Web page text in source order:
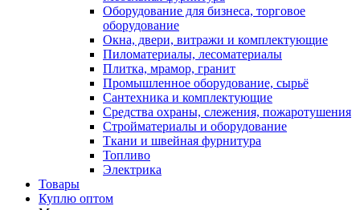
Оборудование для бизнеса, торговое
оборудование
Окна, двери, витражи и комплектующие
Пиломатериалы, лесоматериалы
Плитка, мрамор, гранит
Промышленное оборудование, сырьё
Сантехника и комплектующие
Средства охраны, слежения, пожаротушения
Стройматериалы и оборудование
Ткани и швейная фурнитура
Топливо
Электрика
Товары
Куплю оптом